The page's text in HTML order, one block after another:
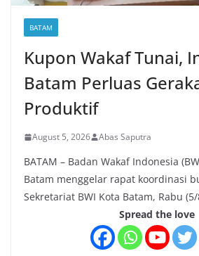
BATAM
Kupon Wakaf Tunai,
Batam Perluas
Produktif
August 5, 2026 Abas Saputra
BATAM – Badan Wakaf Indonesia
Batam menggelar rapat koordinasi
Sekretariat BWI Kota Batam, Rabu
Spread the love